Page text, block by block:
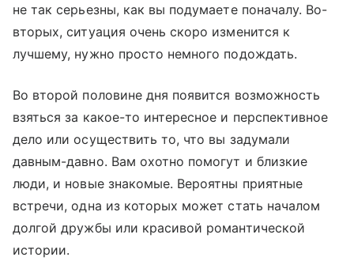
не так серьезны, как вы подумаете поначалу. Во-
вторых, ситуация очень скоро изменится к
лучшему, нужно просто немного подождать.
Во второй половине дня появится возможность
взяться за какое-то интересное и перспективное
дело или осуществить то, что вы задумали
давным-давно. Вам охотно помогут и близкие
люди, и новые знакомые. Вероятны приятные
встречи, одна из которых может стать началом
долгой дружбы или красивой романтической
истории.